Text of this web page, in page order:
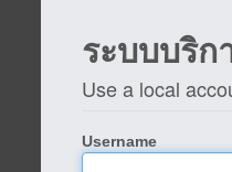
ระบบบริก
Use a local
Username